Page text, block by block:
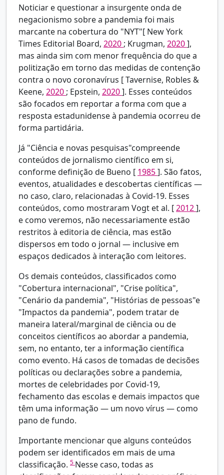
Noticiar e questionar a insurgente onda de
negacionismo sobre a pandemia foi mais
marcante na cobertura do "NYT"[ New York
Times Editorial Board, 2020 ; Krugman, 2020],
mas ainda sim com menor frequência do que a
politização em torno das medidas de contenção
contra o novo coronavírus [Tavernise, Robles &
Keene, 2020 ; Epstein, 2020]. Esses conteúdos
são focados em reportar a forma com que a
resposta estadunidense à pandemia ocorreu de
forma partidária.
Já "Ciência e novas pesquisas"compreende
conteúdos de jornalismo científico em si,
conforme definição de Bueno [ 1985]. São fatos,
eventos, atualidades e descobertas científicas —
no caso, claro, relacionadas à Covid-19. Esses
conteúdos, como mostraram Vogt et al. [2012],
e como veremos, não necessariamente estão
restritos à editoria de ciência, mas estão
dispersos em todo o jornal — inclusive em
espaços dedicados à interação com leitores.
Os demais conteúdos, classificados como
"Cobertura internacional", "Crise política",
"Cenário da pandemia", "Histórias de pessoas"e
"Impactos da pandemia", podem tratar de
maneira lateral/marginal de ciência ou de
conceitos científicos ao abordar a pandemia,
sem, no entanto, ter a informação científica
como evento. Há casos de tomadas de decisões
políticas ou declarações sobre a pandemia,
mortes de celebridades por Covid-19,
fechamento das escolas e demais impactos que
têm uma informação — um novo vírus — como
pano de fundo.
Importante mencionar que alguns conteúdos
podem ser identificados em mais de uma
classificação. 5 Nesse caso, todas as